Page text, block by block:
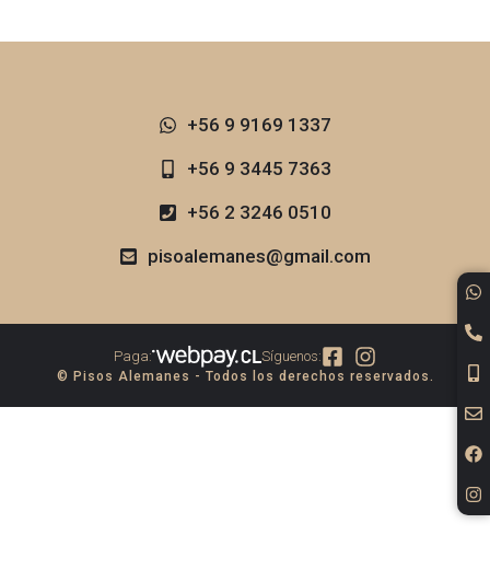
+56 9 9169 1337​
+56 9 3445 7363
+56 2 3246 0510
pisoalemanes@gmail.com
Paga: Síguenos:
© Pisos Alemanes - Todos los derechos reservados.